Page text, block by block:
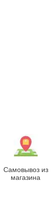
Самовывоз из
магазина